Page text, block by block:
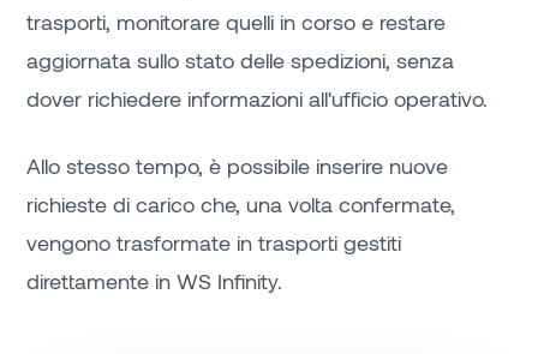
trasporti, monitorare quelli in corso e restare
aggiornata sullo stato delle spedizioni, senza
dover richiedere informazioni all'ufficio operativo.
Allo stesso tempo, è possibile inserire nuove
richieste di carico che, una volta confermate,
vengono trasformate in trasporti gestiti
direttamente in WS Infinity.